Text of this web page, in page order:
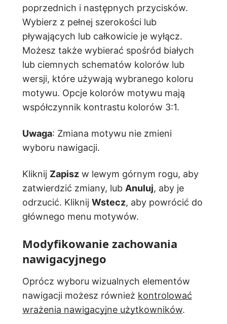
poprzednich i następnych przycisków.
Wybierz z pełnej szerokości lub
pływających lub całkowicie je wyłącz.
Możesz także wybierać spośród białych
lub ciemnych schematów kolorów lub
wersji, które używają wybranego koloru
motywu. Opcje kolorów motywu mają
współczynnik kontrastu kolorów 3:1.
Uwaga: Zmiana motywu nie zmieni
wyboru nawigacji.
Kliknij Zapisz w lewym górnym rogu, aby
zatwierdzić zmiany, lub Anuluj, aby je
odrzucić. Kliknij Wstecz, aby powrócić do
głównego menu motywów.
Modyfikowanie zachowania
nawigacyjnego
Oprócz wyboru wizualnych elementów
nawigacji możesz również kontrolować
wrażenia nawigacyjne użytkowników.